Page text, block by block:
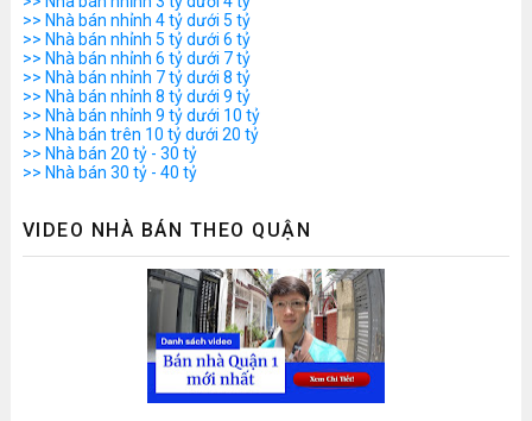
>> Nhà bán nhỉnh 4 tỷ dưới 5 tỷ
>> Nhà bán nhỉnh 5 tỷ dưới 6 tỷ
>> Nhà bán nhỉnh 6 tỷ dưới 7 tỷ
>> Nhà bán nhỉnh 7 tỷ dưới 8 tỷ
>> Nhà bán nhỉnh 8 tỷ dưới 9 tỷ
>> Nhà bán nhỉnh 9 tỷ dưới 10 tỷ
>> Nhà bán trên 10 tỷ dưới 20 tỷ
>> Nhà bán 20 tỷ - 30 tỷ
>> Nhà bán 30 tỷ - 40 tỷ
VIDEO NHÀ BÁN THEO QUẬN